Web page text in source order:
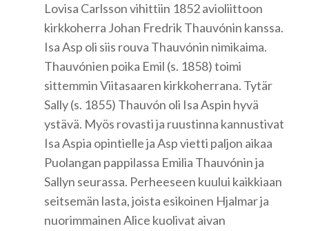
Lovisa Carlsson vihittiin 1852 avioliittoon
kirkkoherra Johan Fredrik Thauvónin kanssa.
Isa Asp oli siis rouva Thauvónin nimikaima.
Thauvónien poika Emil (s. 1858) toimi
sittemmin Viitasaaren kirkkoherrana. Tytär
Sally (s. 1855) Thauvón oli Isa Aspin hyvä
ystävä. Myös rovasti ja ruustinna kannustivat
Isa Aspia opintielle ja Asp vietti paljon aikaa
Puolangan pappilassa Emilia Thauvónin ja
Sallyn seurassa. Perheeseen kuului kaikkiaan
seitsemän lasta, joista esikoinen Hjalmar ja
nuorimmainen Alice kuolivat aivan